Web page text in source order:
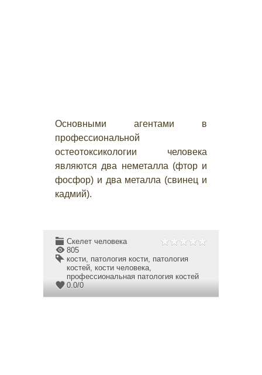
Основными агентами в
профессиональной
остеотоксикологии человека
являются два неметалла (фтор и
фосфор) и два металла (свинец и
кадмий).
Скелет человека
805
кости, патология кости, патология
костей, кости человека,
профессиональная патология костей
0.0/0